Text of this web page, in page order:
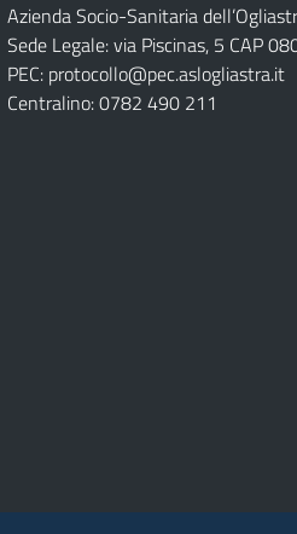
Azienda Socio-Sanitaria
Sede Legale: via Piscinas, 5 CAP
PEC: protocollo@pec.aslogliastra.it
Centralino: 0782 490 211